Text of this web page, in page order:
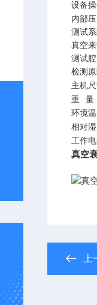
设备
内部
测试
真空
测试腔
检测
主机
重
量
环境
相对
工作
真空